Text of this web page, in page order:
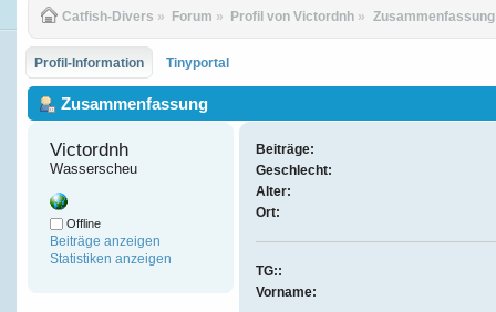
Catfish-Divers » Forum » Profil von Victordnh » Zusammenfassung
Profil-Information Tinyportal
Zusammenfassung
Victordnh
Wasserscheu
Offline
Beiträge anzeigen
Statistiken anzeigen
Beiträge:
Geschlecht:
Alter:
Ort:
TG::
Vorname: